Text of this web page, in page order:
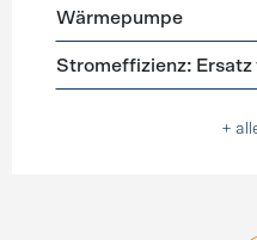
Wärmepumpe
Stromeffizienz: Ersatz
+